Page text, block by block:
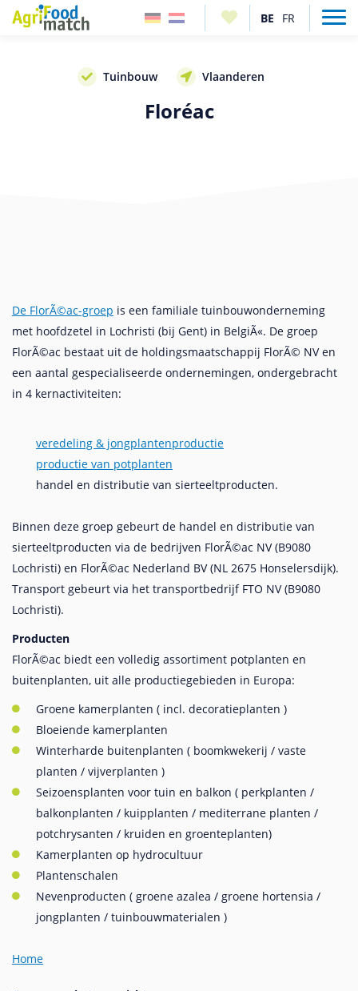
Tuinbouw Vlaanderen
Floréac
De FlorÃ©ac-groep is een familiale tuinbouwonderneming
met hoofdzetel in Lochristi (bij Gent) in BelgiÃ«. De groep
FlorÃ©ac bestaat uit de holdingsmaatschappij FlorÃ© NV en
een aantal gespecialiseerde ondernemingen, ondergebracht
in 4 kernactiviteiten:
veredeling & jongplantenproductie
productie van potplanten
handel en distributie van sierteeltproducten.
Binnen deze groep gebeurt de handel en distributie van
sierteeltproducten via de bedrijven FlorÃ©ac NV (B9080
Lochristi) en FlorÃ©ac Nederland BV (NL 2675 Honselersdijk).
Transport gebeurt via het transportbedrijf FTO NV (B9080
Lochristi).
Producten
FlorÃ©ac biedt een volledig assortiment potplanten en
buitenplanten, uit alle productiegebieden in Europa:
Groene kamerplanten ( incl. decoratieplanten )
Bloeiende kamerplanten
Winterharde buitenplanten ( boomkwekerij / vaste
planten / vijverplanten )
Seizoensplanten voor tuin en balkon ( perkplanten /
balkonplanten / kuipplanten / mediterrane planten /
potchrysanten / kruiden en groenteplanten)
Kamerplanten op hydrocultuur
Plantenschalen
Nevenproducten ( groene azalea / groene hortensia /
jongplanten / tuinbouwmaterialen )
Home